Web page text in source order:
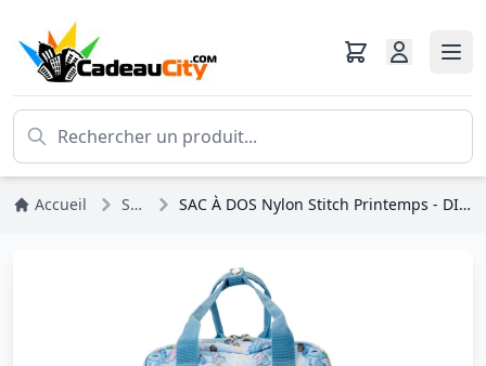
Accueil Stitch SAC À DOS Nylon Stitch Printemps - DISNEY LOUNGEFLY